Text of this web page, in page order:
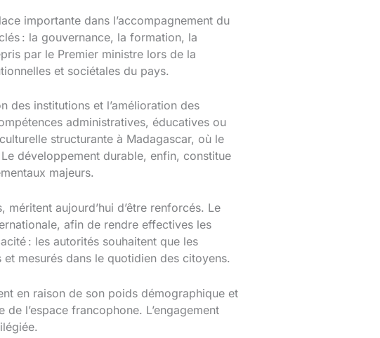
importante dans l’accompagnement du
: la gouvernance, la formation, la
par le Premier ministre lors de la
et sociétales du pays.
des institutions et l’amélioration des
administratives, éducatives ou
structurante à Madagascar, où le
développement durable, enfin, constitue
majeurs.
aujourd’hui d’être renforcés. Le
afin de rendre effectives les
: les autorités souhaitent que les
mesurés dans le quotidien des citoyens.
en raison de son poids démographique et
l’espace francophone. L’engagement